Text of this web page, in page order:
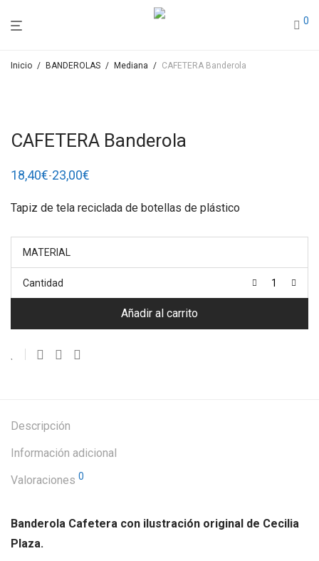
0
Inicio / BANDEROLAS / Mediana / CAFETERA Banderola
CAFETERA Banderola
18,40€-23,00€
Rango
desde
23,00€
Tapiz de tela reciclada de botellas de plástico
MATERIAL
Cantidad
Añadir al carrito
Descripción
Información adicional
Valoraciones 0
Banderola Cafetera con ilustración original de Cecilia
Plaza.